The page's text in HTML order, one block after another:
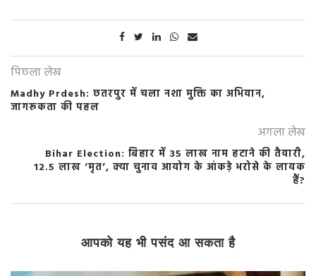
पिछला लेख
Madhy Prdesh: छतरपुर में चला नशा मुक्ति का अभियान,
जागरूकता की पहल
अगला लेख
Bihar Election: बिहार में 35 लाख नाम हटाने की तैयारी,
12.5 लाख ‘मृत’, क्या चुनाव आयोग के आंकड़े भरोसे के लायक
हैं?
आपको यह भी पसंद आ सकता है